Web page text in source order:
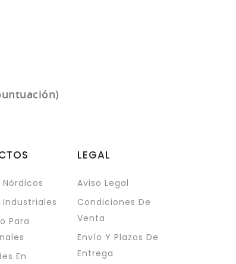
Industriales
Para
En
LEGAL
Aviso Legal
Condiciones De
Venta
Envío Y Plazos De
Entrega